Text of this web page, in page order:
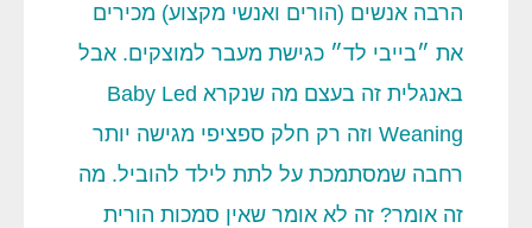
הרבה אנשים (הורים ואנשי מקצוע) מכירים
את ״בייבי לד״ כגישת מעבר למוצקים. אבל
באנגלית זה בעצם מה שנקרא Baby Led
Weaning וזה רק חלק ספציפי מגישה יותר
רחבה שמסתמכת על לתת לילד להוביל. מה
זה אומר? זה לא אומר שאין סמכות הורית